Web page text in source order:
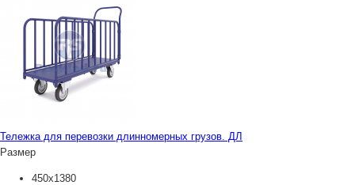
Тележка для перевозки длинномерных грузов. ДЛ
Размер
450х1380